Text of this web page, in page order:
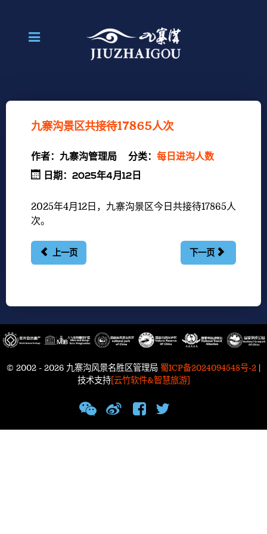
九寨沟景区共接待17865人次
作者： 九寨沟管理局 分类： 每日进沟人数
日期：2025年4月12日
2025年4月12 日，九寨沟景区今日共接待17865人
次。
上一页 下一页
© 2002 - 2026 九寨沟风景名胜区管理局 蜀ICP备2024094548号-2 |
技术支持[云竹软件&智慧旅游]